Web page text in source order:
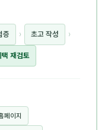
증 › 초고 작성 ›
재검토
페이지